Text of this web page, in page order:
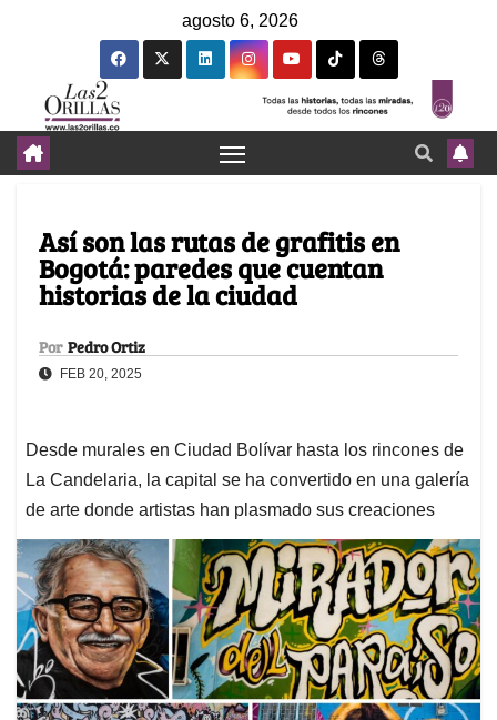
agosto 6, 2026
Así son las rutas de grafitis en
Bogotá: paredes que cuentan
historias de la ciudad
Por Pedro Ortiz
FEB 20, 2025
Desde murales en Ciudad Bolívar hasta los rincones de
La Candelaria, la capital se ha convertido en una galería
de arte donde artistas han plasmado sus creaciones